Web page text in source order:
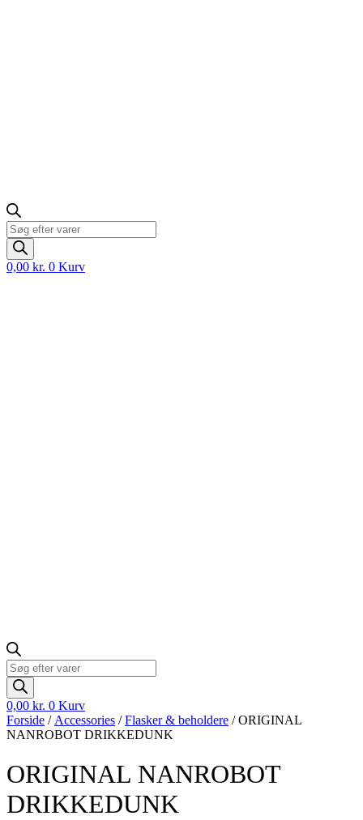
Products
search
0,00 kr. 0 Kurv
Products
search
0,00 kr. 0 Kurv
Forside / Accessories /Flasker & beholdere / ORIGINAL
NANROBOT DRIKKEDUNK
ORIGINAL NANROBOT
DRIKKEDUNK